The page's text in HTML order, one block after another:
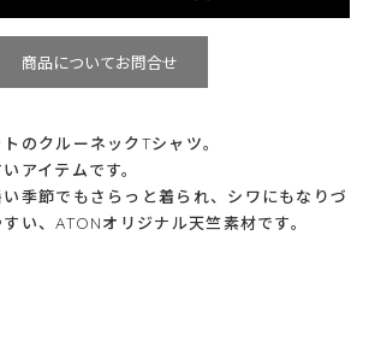
商品についてお問合せ
のクルーネックTシャツ。
アイテムです。
季節でもさらっと着られ、シワにもなりづ
い、ATONオリジナル天竺素材です。